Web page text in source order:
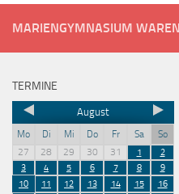
MARIENGYMNASIUM
TERMINE
August
Mo Di Mi Do Fr Sa
So
27
28 29 30 31 1
2
3
4 5 6 7 8
9
10
11 12 13 14 15
16